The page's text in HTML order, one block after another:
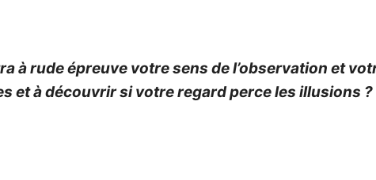
à rude épreuve votre sens de l’observation et
et à découvrir si votre regard perce les illusions ?